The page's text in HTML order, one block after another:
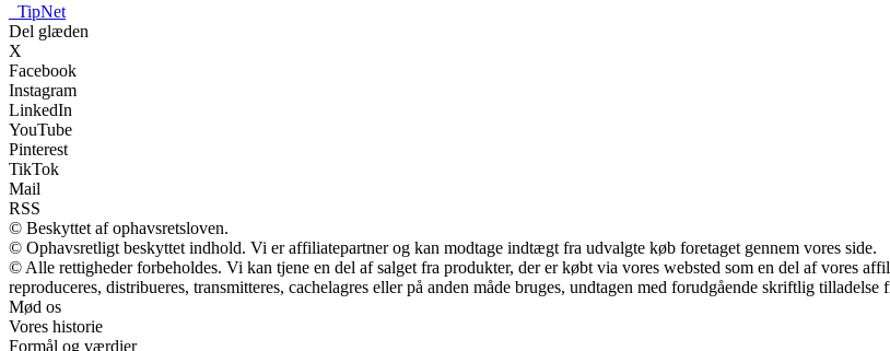
TipNet
Del glæden
X
Facebook
Instagram
LinkedIn
YouTube
Pinterest
TikTok
Mail
RSS
© Beskyttet af ophavsretsloven.
© Ophavsretligt beskyttet indhold. Vi er affiliatepartner og kan modtage indtægt fra udvalgte køb foretaget gennem vores side.
© Alle rettigheder forbeholdes. Vi kan tjene en del af salget fra produkter, der er købt via vores websted som en del af vores
reproduceres, distribueres, transmitteres, cachelagres eller på anden måde bruges, undtagen med forudgående skriftlig tilladelse
Mød os
Vores historie
Formål og værdier